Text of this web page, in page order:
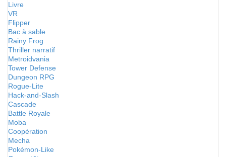
Livre
VR
Flipper
Bac à sable
Rainy Frog
Thriller narratif
Metroidvania
Tower Defense
Dungeon RPG
Rogue-Lite
Hack-and-Slash
Cascade
Battle Royale
Moba
Coopération
Mecha
Pokémon-Like